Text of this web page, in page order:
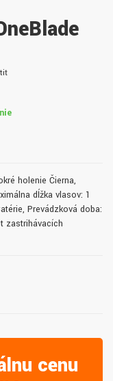
holenie Čierna,
dĺžka vlasov: 1
Prevádzková doba:
zastrihávacích
cenu